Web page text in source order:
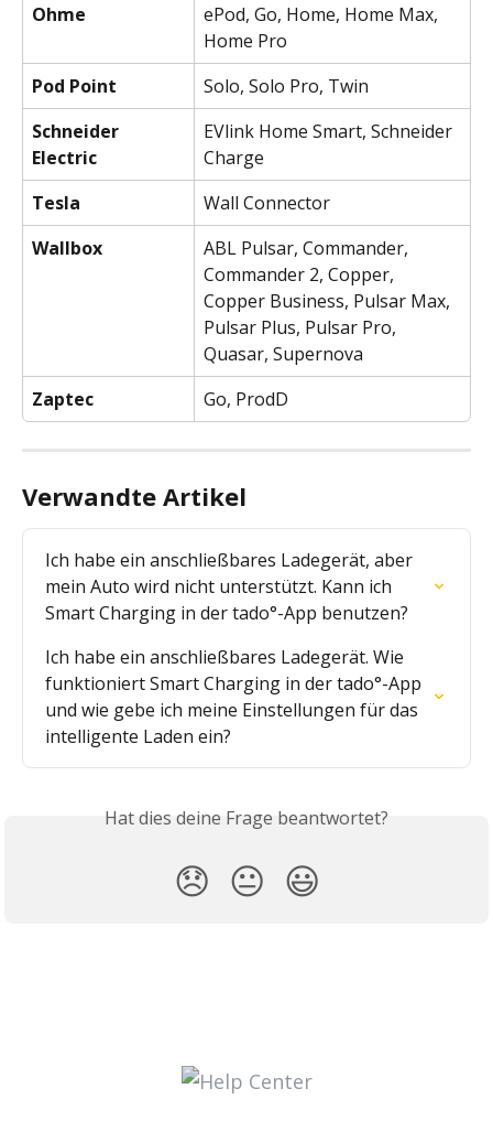
Ohme
ePod, Go, Home, Home Max,
Home Pro
Pod Point
Solo, Solo Pro, Twin
Schneider
Electric
EVlink Home Smart, Schneider
Charge
Tesla
Wall Connector
Wallbox
ABL Pulsar, Commander,
Commander 2, Copper,
Copper Business, Pulsar Max,
Pulsar Plus, Pulsar Pro,
Quasar, Supernova
Zaptec
Go, ProdD
Verwandte Artikel
Ich habe ein anschließbares Ladegerät, aber
mein Auto wird nicht unterstützt. Kann ich
Smart Charging in der tado°-App benutzen?
Ich habe ein anschließbares Ladegerät. Wie
funktioniert Smart Charging in der tado°-App
und wie gebe ich meine Einstellungen für das
intelligente Laden ein?
Hat dies deine Frage beantwortet?
😞 😐 😃